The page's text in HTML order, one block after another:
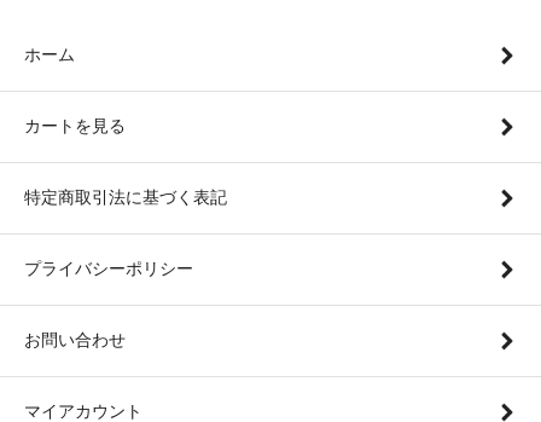
ホーム
カートを見る
特定商取引法に基づく表記
プライバシーポリシー
お問い合わせ
マイアカウント